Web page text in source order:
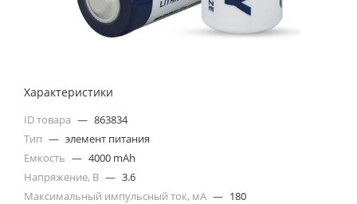
Характеристики
ID товара — 863834
Тип — элемент питания
Емкость — 4000 mAh
Напряжение, В — 3.6
Максимальный импульсный ток, мА — 180